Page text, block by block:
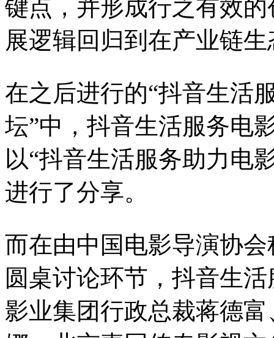
键点，并形成行之有效
展逻辑回归到在产业链
在之后进行的“抖音生活
坛”中，抖音生活服务电
以“抖音生活服务助力电
进行了分享。
而在由中国电影导演协
圆桌讨论环节，抖音生
影业集团行政总裁蒋德